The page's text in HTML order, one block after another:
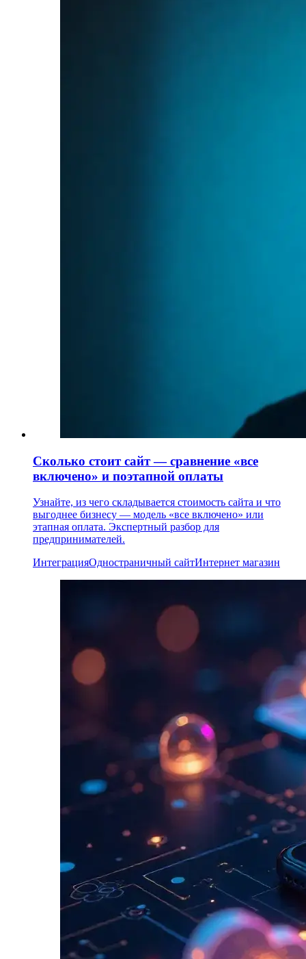
Сколько стоит сайт — сравнение «все
включено» и поэтапной оплаты
Узнайте, из чего складывается стоимость сайта и что
выгоднее бизнесу — модель «все включено» или
этапная оплата. Экспертный разбор для
предпринимателей.
ИнтеграцияОдностраничный сайтИнтернет магазин